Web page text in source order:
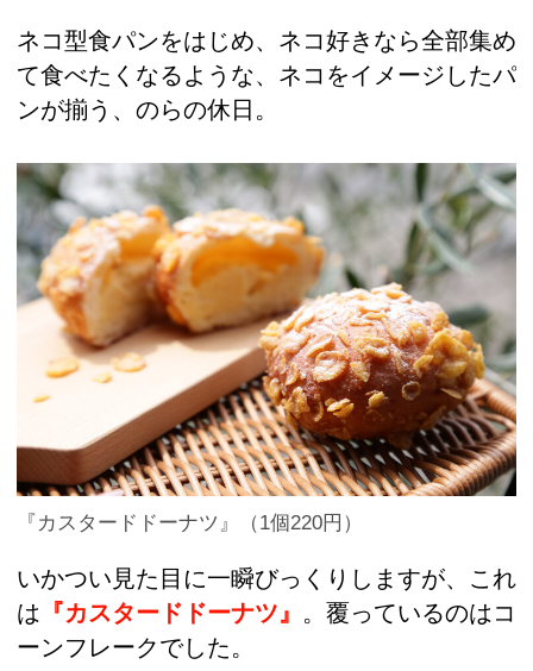
ネコ型食パンをはじめ、ネコ好きなら全部集め
て食べたくなるような、ネコをイメージしたパ
ンが揃う、のらの休日。
『カスタードドーナツ』（1個220円）
いかつい見た目に一瞬びっくりしますが、これ
は 『カスタードドーナツ』 。覆っているのはコ
ーンフレークでした。